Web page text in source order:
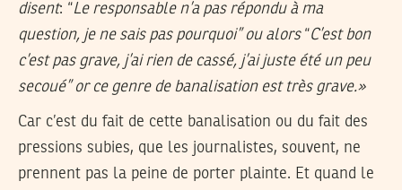
disent: “Le responsable n’a pas répondu à ma
question, je ne sais pas pourquoi” ou alors“C’est bon
c’est pas grave, j’ai rien de cassé, j’ai juste été un peu
secoué” or ce genre de banalisation est très grave.»
Car c’est du fait de cette banalisation ou du fait des
pressions subies, que les journalistes, souvent, ne
prennent pas la peine de porter plainte. Et quand le